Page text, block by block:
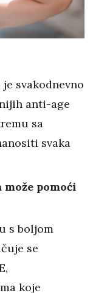
svakodnevno
anti-age
sa
svaka
pomoći
s boljom
se
koje